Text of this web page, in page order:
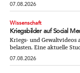
07.08.2026
Wissenschaft
Kriegsbilder auf Social
Kriegs- und Gewaltvideos
belasten. Eine aktuelle
07.08.2026